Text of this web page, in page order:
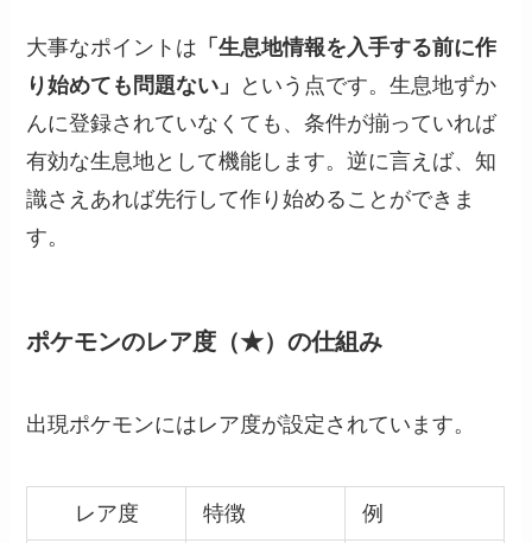
大事なポイントは 「生息地情報を入手する前に作
り始めても問題ない」
という点です。生息地ずか
んに登録されていなくても、条件が揃っていれば
有効な生息地として機能します。逆に言えば、知
識さえあれば先行して作り始めることができま
す。
ポケモンのレア度（★）の仕組み
出現ポケモンにはレア度が設定されています。
レア度 特徴 例